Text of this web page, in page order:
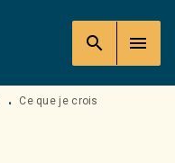
search menu
• Ce que je crois